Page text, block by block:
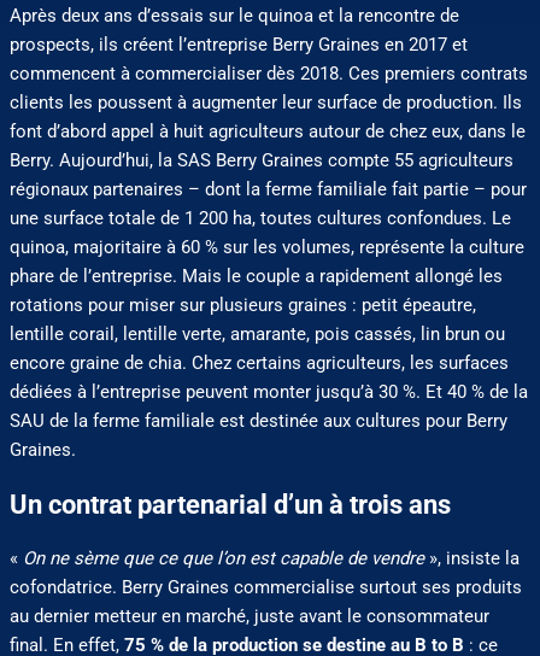
Après deux ans d’essais sur le quinoa et la rencontre de
prospects, ils créent l’entreprise Berry Graines en 2017 et
commencent à commercialiser dès 2018. Ces premiers contrats
clients les poussent à augmenter leur surface de production. Ils
font d’abord appel à huit agriculteurs autour de chez eux, dans le
Berry. Aujourd’hui, la SAS Berry Graines compte 55 agriculteurs
régionaux partenaires – dont la ferme familiale fait partie – pour
une surface totale de 1 200 ha, toutes cultures confondues. Le
quinoa, majoritaire à 60 % sur les volumes, représente la culture
phare de l’entreprise. Mais le couple a rapidement allongé les
rotations pour miser sur plusieurs graines : petit épeautre,
lentille corail, lentille verte, amarante, pois cassés, lin brun ou
encore graine de chia. Chez certains agriculteurs, les surfaces
dédiées à l’entreprise peuvent monter jusqu’à 30 %. Et 40 % de la
SAU de la ferme familiale est destinée aux cultures pour Berry
Graines.
Un contrat partenarial d’un à trois ans
« On ne sème que ce que l’on est capable de vendre», insiste la
cofondatrice. Berry Graines commercialise surtout ses produits
au dernier metteur en marché, juste avant le consommateur
final. En effet, 75 % de la production se destine au B to B : ce